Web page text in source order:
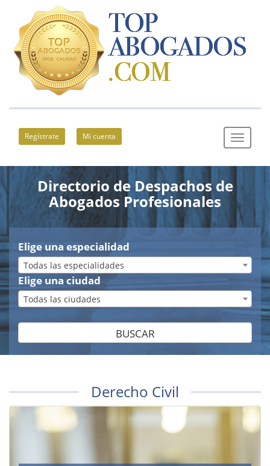
Regístrate Mi cuenta
Directorio de Despachos de
Abogados Profesionales
Elige una especialidad
Todas las especialidades
Elige una ciudad
Todas las ciudades
BUSCAR
Derecho Civil